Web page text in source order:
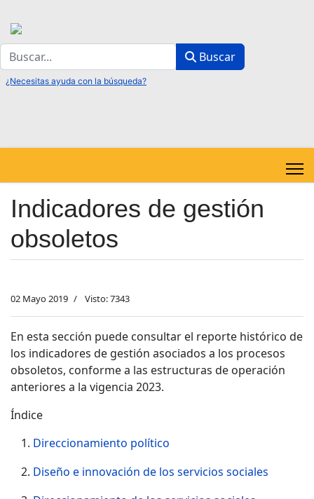
Buscar Buscar
Indicadores de gestión
obsoletos
02 Mayo 2019 Visto: 7343
En esta sección puede consultar el reporte histórico de
los indicadores de gestión asociados a los procesos
obsoletos, conforme a las estructuras de operación
anteriores a la vigencia 2023.
Índice
Direccionamiento político
Diseño e innovación de los servicios sociales